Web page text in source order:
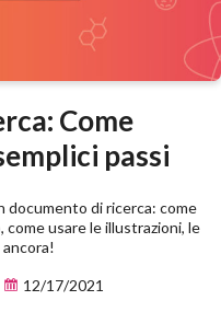
Come
passi
documento di ricerca: come
usare le illustrazioni, le
12/17/2021